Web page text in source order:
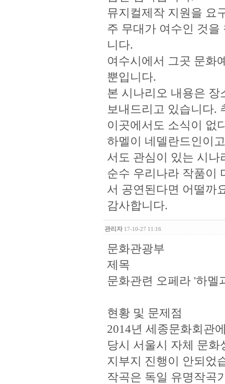
뮤지컬제작 지원을 요
주 무대가 여수인 것
니다.
여수시에서 그곳 문화
뿐입니다.
본 시나리오 내용은
보내드리고 있습니다.
이곳에서도 소식이 없
하멜이 네델란드인이
서도 관심이 있는 시
순수 우리나라 작품이
서 공연된다면 어떨까
감사합니다.
관리자 17-10-27 11:16
문화관광부
제목
문화관련 오페라 '하
현황 및 문제점
2014년 세종문화회관
당시 서울시 자체 문
지부지 진행이 안되었
작곡은 독일 유명작곡